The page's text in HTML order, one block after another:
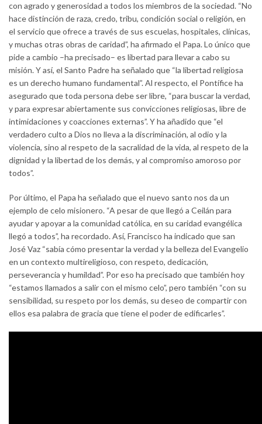
con agrado y generosidad a todos los miembros de la sociedad. “No
hace distinción de raza, credo, tribu, condición social o religión, en
el servicio que ofrece a través de sus escuelas, hospitales, clínicas,
y muchas otras obras de caridad”, ha afirmado el Papa. Lo único que
pide a cambio –ha precisado– es libertad para llevar a cabo su
misión. Y así, el Santo Padre ha señalado que “la libertad religiosa
es un derecho humano fundamental”. Al respecto, el Pontífice ha
asegurado que toda persona debe ser libre, “para buscar la verdad,
y para expresar abiertamente sus convicciones religiosas, libre de
intimidaciones y coacciones externas”. Y ha añadido que “el
verdadero culto a Dios no lleva a la discriminación, al odio y la
violencia, sino al respeto de la sacralidad de la vida, al respeto de la
dignidad y la libertad de los demás, y al compromiso amoroso por
todos”.
Por último, el Papa ha señalado que el nuevo santo nos da un
ejemplo de celo misionero. “A pesar de que llegó a Ceilán para
ayudar y apoyar a la comunidad católica, en su caridad evangélica
llegó a todos”, ha recordado. Así, Francisco ha indicado que san
José Vaz “sabía cómo presentar la verdad y la belleza del Evangelio
en un contexto multireligioso, con respeto, dedicación,
perseverancia y humildad”. Por eso ha precisado que también hoy
“estamos llamados a salir con el mismo celo”, pero también “con su
sensibilidad, su respeto por los demás, su deseo de compartir con
ellos esa palabra de gracia que tiene el poder de edificarles”.